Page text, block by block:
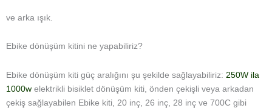
ve arka ışık.
Ebike dönüşüm kitini ne yapabiliriz?
Ebike dönüşüm kiti güç aralığını şu şekilde sağlayabiliriz: 250W ila
1000w elektrikli bisiklet dönüşüm kiti, önden çekişli veya arkadan
çekiş sağlayabilen Ebike kiti, 20 inç, 26 inç, 28 inç ve 700C gibi